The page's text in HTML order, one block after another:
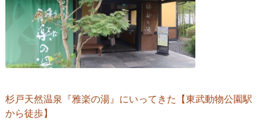
杉戸天然温泉『雅楽の湯』にいってきた【東武動物公園駅
から徒歩】